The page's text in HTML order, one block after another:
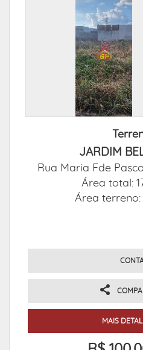
JARDIM
Rua Maria Fde
Área total:
Área terreno:
MAIS